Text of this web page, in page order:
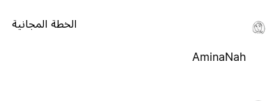
AminaNah
الخطة المجانية